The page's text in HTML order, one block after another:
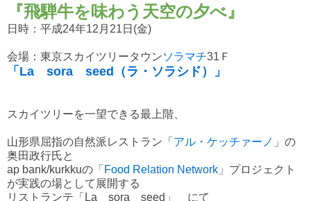
『飛騨牛を味わう天空の夕べ』
日時：平成24年12月21日(金)
会場：東京スカイツリータウンソラマチ31Ｆ
「La sora seed（ラ・ソラシド）」
スカイツリーを一望できる最上階、
山形県屈指の自然派レストラン「 アル・ケッチァーノ 」の
奥田政行氏と
ap bank/kurkkuの「 Food Relation Network 」プロジェクト
が実践の場として展開する
リストランテ「La sora seed」 にて